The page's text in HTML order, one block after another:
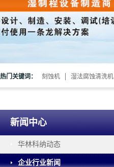
热门关键词： 刻蚀机 湿法腐蚀清洗机
新闻中心
华林科纳动态
企业行业新闻